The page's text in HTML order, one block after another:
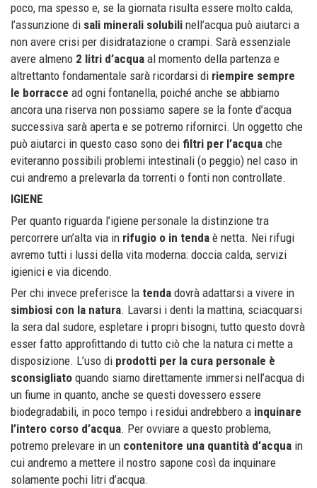
poco, ma spesso e, se la giornata risulta essere molto calda,
l’assunzione di sali minerali solubili nell’acqua può aiutarci a
non avere crisi per disidratazione o crampi. Sarà essenziale
avere almeno 2 litri d’acqua al momento della partenza e
altrettanto fondamentale sarà ricordarsi di riempire sempre
le borracce ad ogni fontanella, poiché anche se abbiamo
ancora una riserva non possiamo sapere se la fonte d’acqua
successiva sarà aperta e se potremo rifornirci. Un oggetto che
può aiutarci in questo caso sono dei filtri per l’acqua che
eviteranno possibili problemi intestinali (o peggio) nel caso in
cui andremo a prelevarla da torrenti o fonti non controllate.
IGIENE
Per quanto riguarda l’igiene personale la distinzione tra
percorrere un’alta via in rifugio o in tenda è netta. Nei rifugi
avremo tutti i lussi della vita moderna: doccia calda, servizi
igienici e via dicendo.
Per chi invece preferisce la tenda dovrà adattarsi a vivere in
simbiosi con la natura. Lavarsi i denti la mattina, sciacquarsi
la sera dal sudore, espletare i propri bisogni, tutto questo dovrà
esser fatto approfittando di tutto ciò che la natura ci mette a
disposizione. L’uso di prodotti per la cura personale è
sconsigliato quando siamo direttamente immersi nell’acqua di
un fiume in quanto, anche se questi dovessero essere
biodegradabili, in poco tempo i residui andrebbero a inquinare
l’intero corso d’acqua. Per ovviare a questo problema,
potremo prelevare in un contenitore una quantità d’acqua in
cui andremo a mettere il nostro sapone così da inquinare
solamente pochi litri d’acqua.